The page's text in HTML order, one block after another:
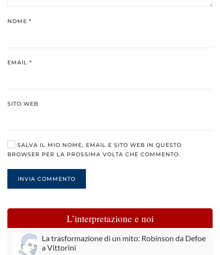
NOME *
EMAIL *
SITO WEB
SALVA IL MIO NOME, EMAIL E SITO WEB IN QUESTO
BROWSER PER LA PROSSIMA VOLTA CHE COMMENTO.
INVIA COMMENTO
L’interpretazione e noi
La trasformazione di un mito: Robinson da Defoe
a Vittorini